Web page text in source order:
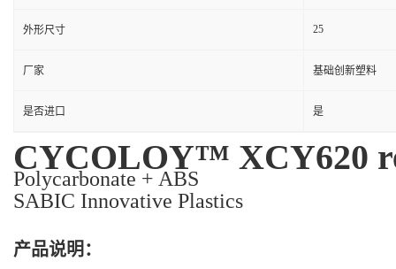
外形尺寸 25
厂家 基础创新塑料
是否进口 是
CYCOLOY™ XCY620
Polycarbonate + ABS
SABIC Innovative Plastics
产品说明：